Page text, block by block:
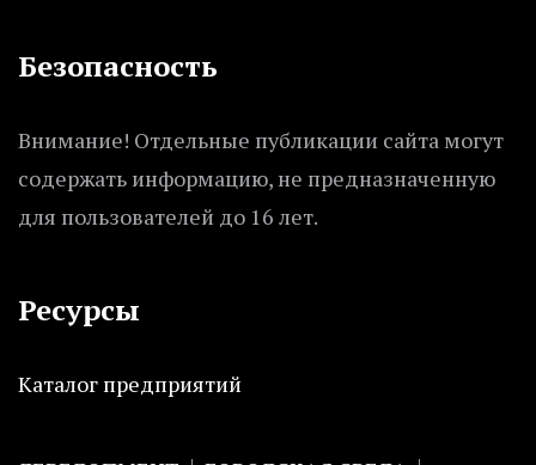
Безопасность
Внимание! Отдельные публикации сайта могут
содержать информацию, не предназначенную
для пользователей до 16 лет.
Ресурсы
Каталог предприятий